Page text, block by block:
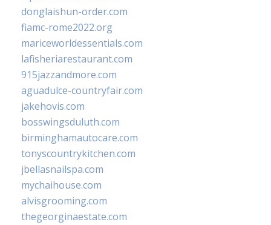
donglaishun-order.com
fiamc-rome2022.org
mariceworldessentials.com
lafisheriarestaurant.com
915jazzandmore.com
aguadulce-countryfair.com
jakehovis.com
bosswingsduluth.com
birminghamautocare.com
tonyscountrykitchen.com
jbellasnailspa.com
mychaihouse.com
alvisgrooming.com
thegeorginaestate.com